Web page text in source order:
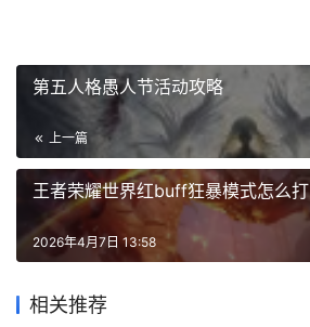
第五人格愚人节活动攻略
上一篇
王者荣耀世界红buff狂暴模式怎么打
2026年4月7日 13:58
相关推荐